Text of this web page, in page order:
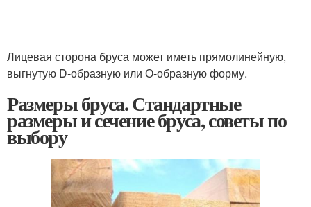
Лицевая сторона бруса может иметь прямолинейную,
выгнутую D-образную или О-образную форму.
Размеры бруса. Стандартные
размеры и сечение бруса, советы по
выбору